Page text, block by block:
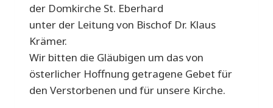
der Domkirche St. Eberhard
unter der Leitung von Bischof Dr. Klaus
Krämer.
Wir bitten die Gläubigen um das von
österlicher Hoffnung getragene Gebet für
den Verstorbenen und für unsere Kirche.